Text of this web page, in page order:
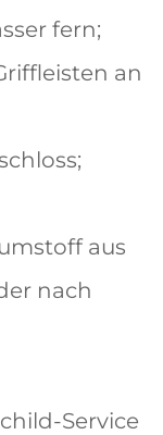
fern;
an
aus
nach
Service